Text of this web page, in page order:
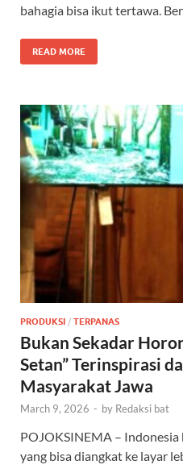
bahagia bisa ikut tertawa.
READ MORE
PRODUKSI / TERPANAS
Bukan Sekadar
Setan” Terinspirasi
Masyarakat Jawa
March 9, 2026 - by Redaksi bat
POJOKSINEMA –
yang bisa diangkat ke layar